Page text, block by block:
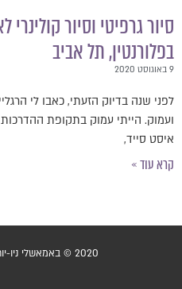
סיור גרפיטי וסיור
בפלורנטין, תל אביב
לפני שנה בדיוק הזעתי, כאבו לי
ועמוק. הייתי עמוק בתקופת ההדרכות
איסט סייד,
קרא עוד »
2020 © באמאשלי ניו-יורק, כל הזכויות שמורות